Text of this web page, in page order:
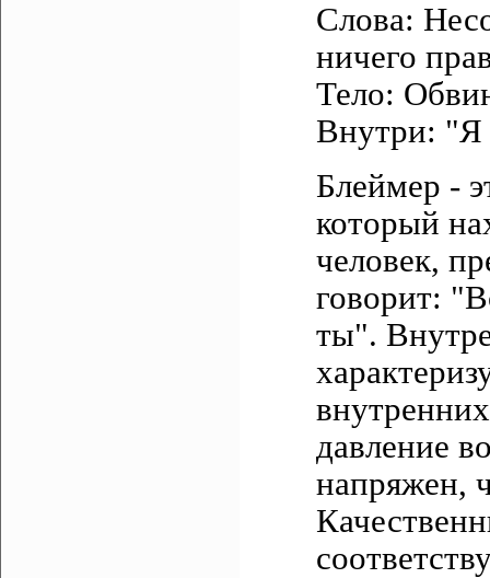
Слова:
ничего
Тело:
Внутри: "Я
Блеймер -
который
человек,
говорит:
ты".
давление
напряжен,